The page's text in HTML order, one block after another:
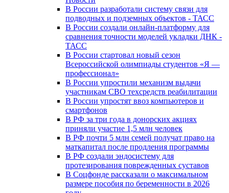
В России разработали систему связи для
подводных и подземных объектов - ТАСС
В России создали онлайн-платформу для
сравнения точности моделей укладки ДНК -
ТАСС
В России стартовал новый сезон
Всероссийской олимпиады студентов «Я —
профессионал»
В России упростили механизм выдачи
участникам СВО техсредств реабилитации
В России упростят ввоз компьютеров и
смартфонов
В РФ за три года в донорских акциях
приняли участие 1,5 млн человек
В РФ почти 5 млн семей получат право на
маткапитал после продления программы
В РФ создали эндосистему для
протезирования поврежденных суставов
В Соцфонде рассказали о максимальном
размере пособия по беременности в 2026